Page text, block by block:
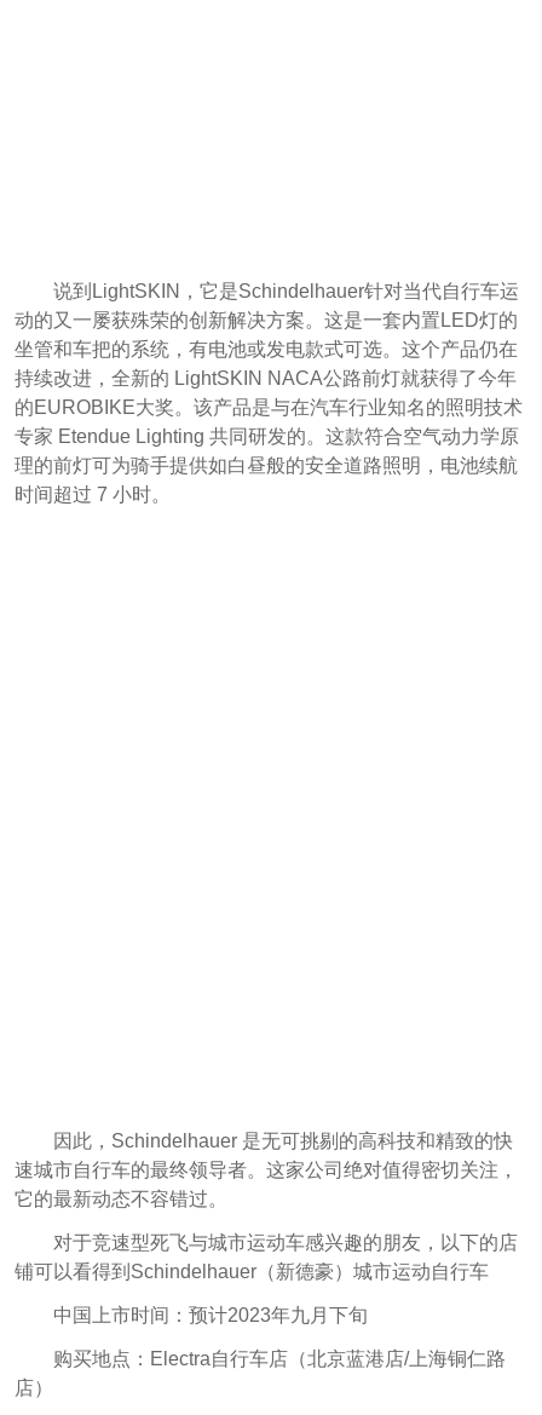
说到LightSKIN，它是Schindelhauer针对当代自行车运
动的又一屡获殊荣的创新解决方案。这是一套内置LED灯的
坐管和车把的系统，有电池或发电款式可选。这个产品仍在
持续改进，全新的 LightSKIN NACA公路前灯就获得了今年
的EUROBIKE大奖。该产品是与在汽车行业知名的照明技术
专家 Etendue Lighting 共同研发的。这款符合空气动力学原
理的前灯可为骑手提供如白昼般的安全道路照明，电池续航
时间超过 7 小时。
因此，Schindelhauer 是无可挑剔的高科技和精致的快
速城市自行车的最终领导者。这家公司绝对值得密切关注，
它的最新动态不容错过。
对于竞速型死飞与城市运动车感兴趣的朋友，以下的店
铺可以看得到Schindelhauer（新德豪）城市运动自行车
中国上市时间：预计2023年九月下旬
购买地点：Electra自行车店（北京蓝港店/上海铜仁路
店）